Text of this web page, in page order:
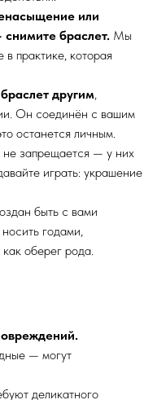
или
снимите браслет. Мы
практике, которая
другим,
Он соединён с вашим
останется личным.
не запрещается — у них
играть: украшение
быть с вами
годами,
как оберег рода.
— могут
деликатного